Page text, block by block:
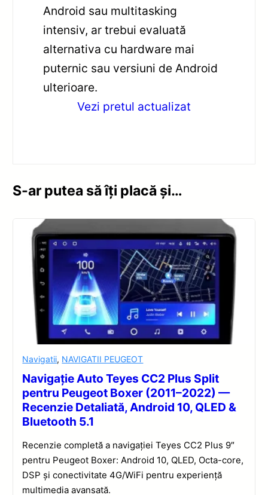
Android sau multitasking
intensiv, ar trebui evaluată
alternativa cu hardware mai
puternic sau versiuni de Android
ulterioare.
Vezi pretul actualizat
S-ar putea să îți placă și…
Navigatii, NAVIGATII PEUGEOT
Navigație Auto Teyes CC2 Plus Split
pentru Peugeot Boxer (2011–2022) —
Recenzie Detaliată, Android 10, QLED &
Bluetooth 5.1
Recenzie completă a navigației Teyes CC2 Plus 9″
pentru Peugeot Boxer: Android 10, QLED, Octa-core,
DSP și conectivitate 4G/WiFi pentru experiență
multimedia avansată.